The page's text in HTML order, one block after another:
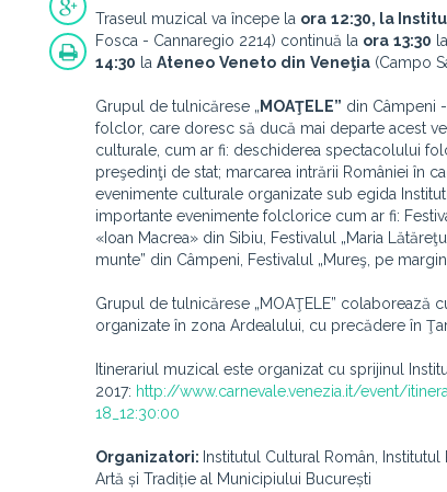
Traseul muzical va începe la ora 12:30, la
Fosca - Cannaregio 2214) continuă la ora 13:30 la
14:30 la Ateneo Veneto din Veneţia (Campo
Grupul de tulnicărese „ MOAŢELE” din Câmpeni
folclor, care doresc să ducă mai departe acest
culturale, cum ar fi: deschiderea spectacolului
preşedinţi de stat; marcarea intrării României în
evenimente culturale organizate sub egida
importante evenimente folclorice cum ar fi:
«Ioan Macrea» din Sibiu, Festivalul „Maria
munte” din Câmpeni, Festivalul „Mureş, pe
Grupul de tulnicărese „MOAŢELE” colaborează
organizate în zona Ardealului, cu precădere în
Itinerariul muzical este organizat cu sprijinul
2017: http://www.carnevale.venezia.it/event/
18_12:30:00
Organizatori: Institutul Cultural Român,
Artă și Tradiție al Municipiului București